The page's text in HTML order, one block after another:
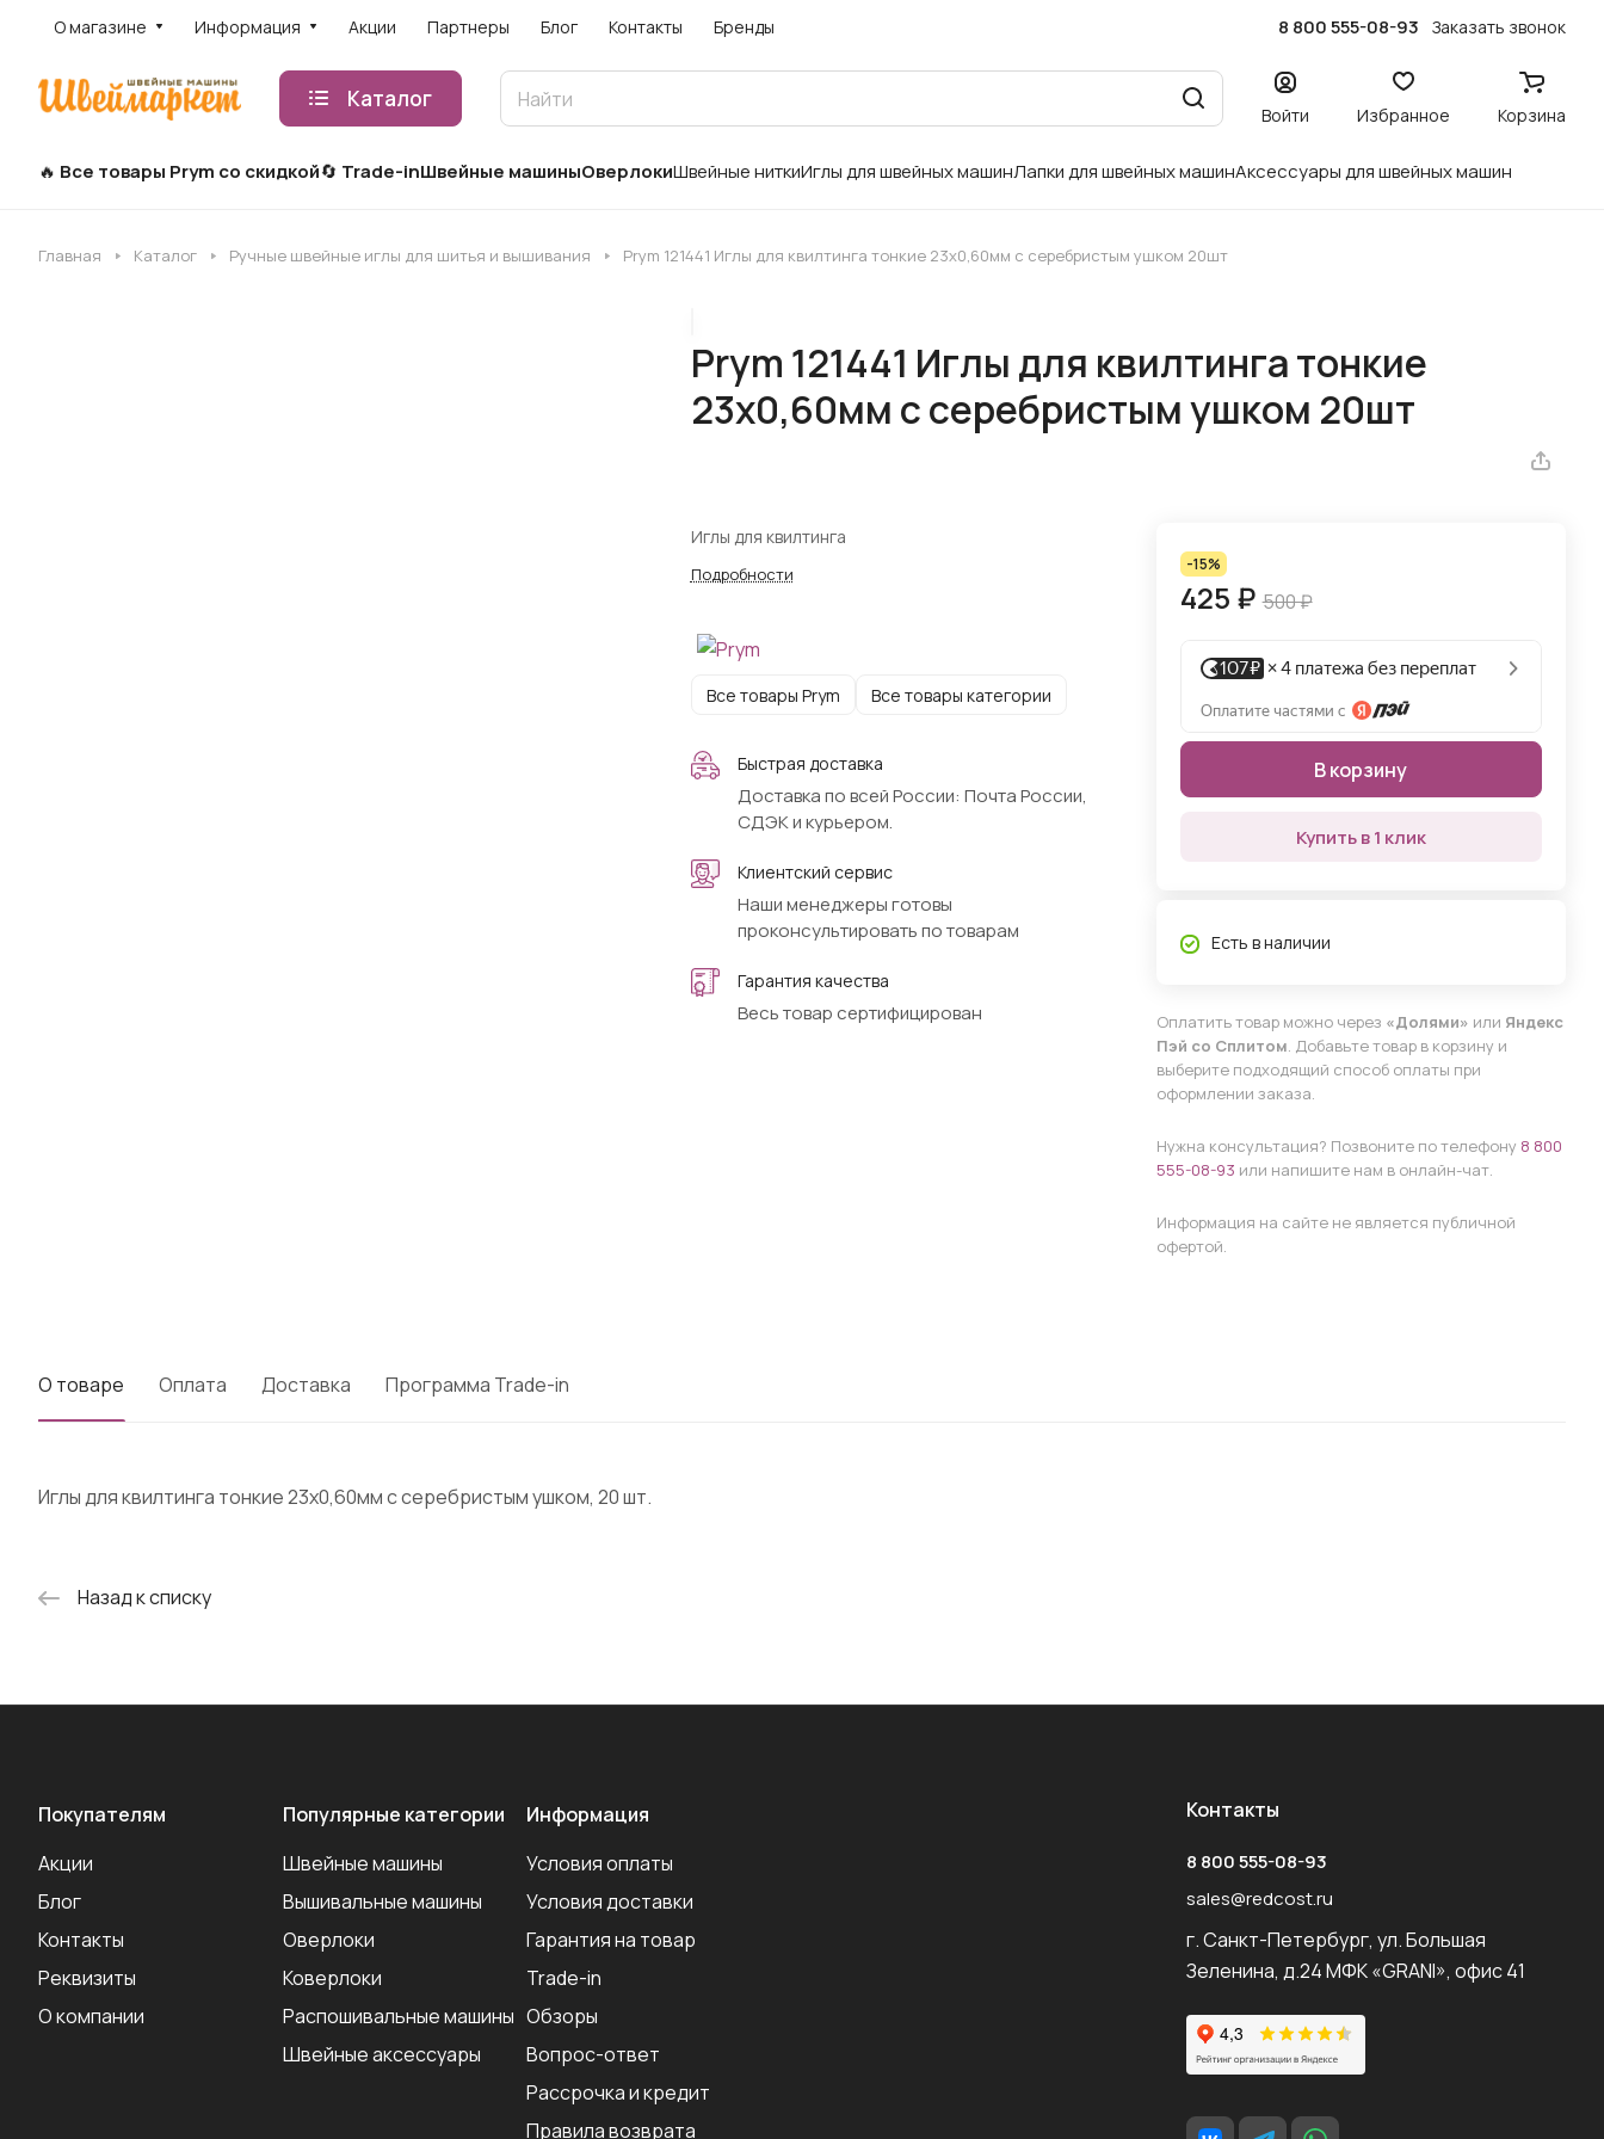
О магазине Информация Акции Партнеры Блог Контакты Бренды 8 800 555-08-93 Заказать звонок
Каталог
Войти Избранное Корзина
Все товары Prym со скидкой Trade-inШвейные машиныОверлокиШвейные ниткиИглы для швейных машинЛапки для швейных машинАксессуары для швейных машин
Главная Каталог Ручные швейные иглы для шитья и вышивания Prym 121441 Иглы для квилтинга тонкие 23x0,60мм с серебристым ушком 20шт
Prym 121441 Иглы для квилтинга тонкие
23x0,60мм с серебристым ушком 20шт
Иглы для квилтинга
Подробности
Все товары Prym Все товары категории
Быстрая доставка
Доставка по всей России: Почта России,
СДЭК и курьером.
Клиентский сервис
Наши менеджеры готовы
проконсультировать по товарам
Гарантия качества
Весь товар сертифицирован
-15%
425 ₽ 500 ₽
В корзину
Купить в 1 клик
Есть в наличии
Оплатить товар можно через «Долями» или Яндекс
Пэй со Сплитом. Добавьте товар в корзину и
выберите подходящий способ оплаты при
оформлении заказа.
Нужна консультация? Позвоните по телефону 8 800
555-08-93 или напишите нам в онлайн-чат.
Информация на сайте не является публичной
офертой.
О товаре Оплата Доставка Программа Trade-in
Иглы для квилтинга тонкие 23x0,60мм с серебристым ушком, 20 шт.
Назад к списку
Покупателям
Акции
Блог
Контакты
Реквизиты
О компании
Популярные категории
Швейные машины
Вышивальные машины
Оверлоки
Коверлоки
Распошивальные машины
Швейные аксеcсуары
Информация
Условия оплаты
Условия доставки
Гарантия на товар
Trade-in
Обзоры
Вопрос-ответ
Рассрочка и кредит
Правила возврата
Контакты
8 800 555-08-93
sales@redcost.ru
г. Санкт-Петербург, ул. Большая
Зеленина, д.24 МФК «GRANI», офис 41